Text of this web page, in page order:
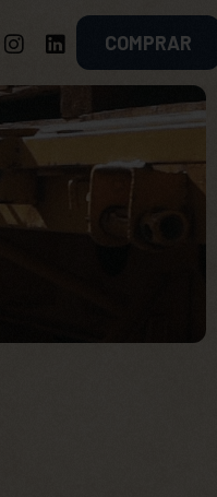
COMPRAR